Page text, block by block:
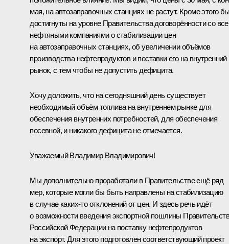
мая, на автозаправочных станциях не растут. Кроме этого
достигнуты на уровне Правительства договорённости со
нефтяными компаниями о стабилизации цен
на автозаправочных станциях, об увеличении объёмов
производства нефтепродуктов и поставки его на внутренний
рынок, с тем чтобы не допустить дефицита.
Хочу доложить, что на сегодняшний день существует
необходимый объём топлива на внутреннем рынке для
обеспечения внутренних потребностей, для обеспечения
посевной, и никакого дефицита не отмечается.
Уважаемый Владимир Владимирович!
Мы дополнительно проработали в Правительстве ещё ряд
мер, которые могли бы быть направлены на стабилизацию
в случае каких-то отклонений от цен. И здесь речь идёт
о возможности введения экспортной пошлины
Российской Федерации на поставку нефтепродуктов
на экспорт. Для этого подготовлен соответствующий проект